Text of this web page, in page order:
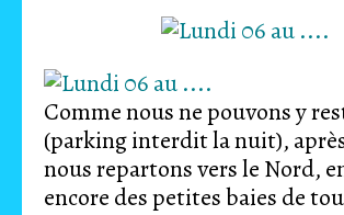
Comme nous ne pouvons y
(parking interdit la nuit),
nous repartons vers le Nord,
encore des petites baies de